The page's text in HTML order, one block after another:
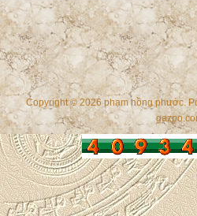
Copyright © 2026 phạm hồng phước.